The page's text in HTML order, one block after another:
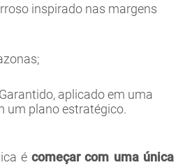
inspirado nas margens
aplicado em uma
um plano estratégico.
écomeçar com uma única